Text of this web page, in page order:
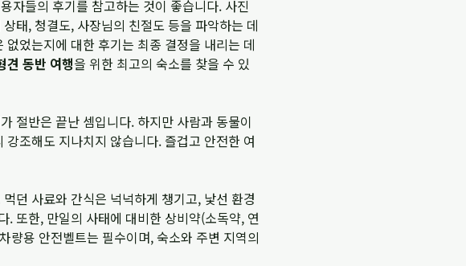
자들의 후기를 참고하는 것이 좋습니다. 사진
태, 청결도, 사장님의 친절도 등을 파악하는 데
었는지에 대한 후기는 최종 결정을 내리는 데
견 동반 여행을 위한 최고의 숙소를 찾을 수 있
절반은 끝난 셈입니다. 하지만 사람과 동물이
조해도 지나치지 않습니다. 즐겁고 안전한 여
던 사료와 간식은 넉넉하게 챙기고, 낯선 환경
또한, 만일의 사태에 대비한 상비약(소독약, 연
량용 안전벨트는 필수이며, 숙소와 주변 지역의